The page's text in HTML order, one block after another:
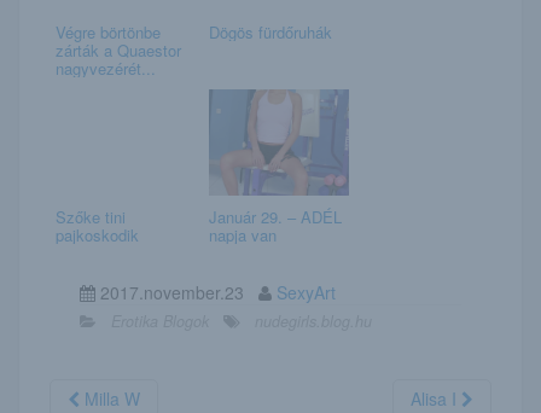
Végre börtönbe
zárták a Quaestor
nagyvezérét...
Dögös fürdőruhák
Szőke tini
pajkoskodik
Január 29. – ADÉL
napja van
2017.november.23 SexyArt
Milla W Alisa I